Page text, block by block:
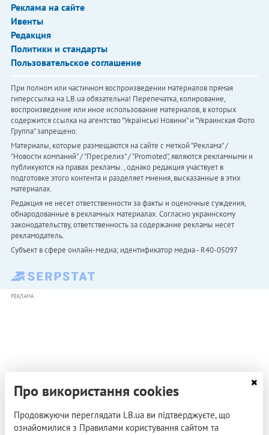
Реклама на сайте
Ивенты
Редакция
Политики и стандарты
Пользовательское соглашение
При полном или частичном воспроизведении материалов прямая
гиперссылка на LB.ua обязательна! Перепечатка, копирование,
воспроизведение или иное использование материалов, в которых
содержится ссылка на агентство "Українськi Новини" и "Украинская Фото
Группа" запрещено.
Материалы, которые размещаются на сайте с меткой "Реклама" /
"Новости компаний" / "Пресрелиз" / "Promoted", являются рекламными и
публикуются на правах рекламы. , однако редакция участвует в
подготовке этого контента и разделяет мнения, высказанные в этих
материалах.
Редакция не несет ответственности за факты и оценочные суждения,
обнародованные в рекламных материалах. Согласно украинскому
законодательству, ответственность за содержание рекламы несет
рекламодатель.
Субъект в сфере онлайн-медиа; идентификатор медиа - R40-05097
РЕКЛАМА
Про використання cookies
Продовжуючи переглядати LB.ua ви підтверджуєте, що
ознайомилися з Правилами користування сайтом та